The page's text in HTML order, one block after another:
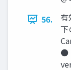
56.
下
●